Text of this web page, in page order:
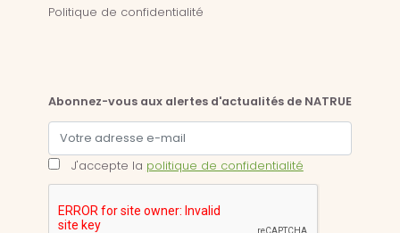
Politique de confidentialité
Abonnez-vous aux alertes d'actualités de NATRUE
J'accepte la politique de confidentialité